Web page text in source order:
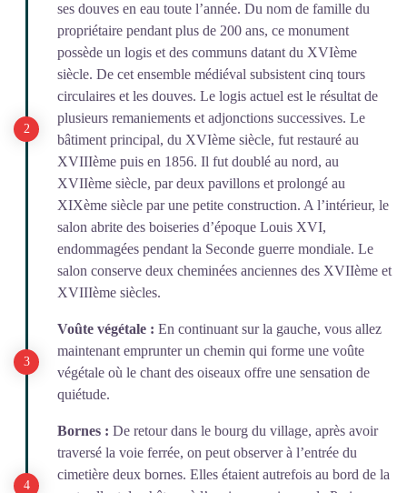
ses douves en eau toute l’année. Du nom de famille du
propriétaire pendant plus de 200 ans, ce monument
possède un logis et des communs datant du XVIème
siècle. De cet ensemble médiéval subsistent cinq tours
circulaires et les douves. Le logis actuel est le résultat de
plusieurs remaniements et adjonctions successives. Le
bâtiment principal, du XVIème siècle, fut restauré au
XVIIIème puis en 1856. Il fut doublé au nord, au
XVIIème siècle, par deux pavillons et prolongé au
XIXème siècle par une petite construction. A l’intérieur, le
salon abrite des boiseries d’époque Louis XVI,
endommagées pendant la Seconde guerre mondiale. Le
salon conserve deux cheminées anciennes des XVIIème et
XVIIIème siècles.
Voûte végétale : En continuant sur la gauche, vous allez
maintenant emprunter un chemin qui forme une voûte
végétale où le chant des oiseaux offre une sensation de
quiétude.
Bornes : De retour dans le bourg du village, après avoir
traversé la voie ferrée, on peut observer à l’entrée du
cimetière deux bornes. Elles étaient autrefois au bord de la